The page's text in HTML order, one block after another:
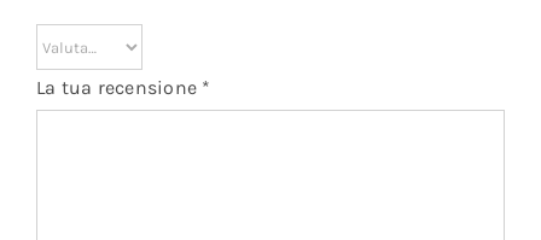
La tua recensione *